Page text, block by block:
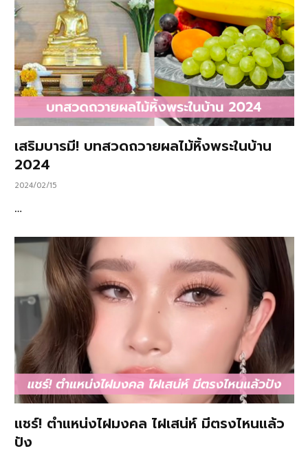
เสริมบารมี! บทสวดถวายผลไม้หิ้งพระในบ้าน
2024
2024/02/15
…
แชร์! ตำแหน่งไฝมงคล ไฝเสน่ห์ มีตรงไหนแล้ว
ปัง